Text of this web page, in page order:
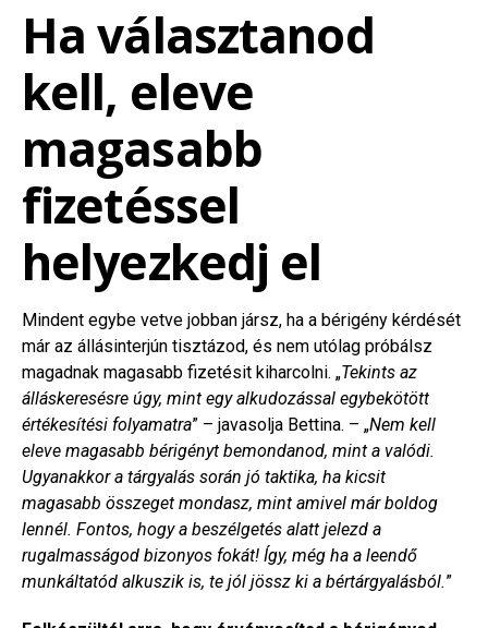
Ha választanod
kell, eleve
magasabb
fizetéssel
helyezkedj el
Mindent egybe vetve jobban jársz, ha a bérigény kérdését
már az állásinterjún tisztázod, és nem utólag próbálsz
magadnak magasabb fizetésit kiharcolni. „Tekints az
álláskeresésre úgy, mint egy alkudozással egybekötött
értékesítési folyamatra” – javasolja Bettina. – „Nem kell
eleve magasabb bérigényt bemondanod, mint a valódi.
Ugyanakkor a tárgyalás során jó taktika, ha kicsit
magasabb összeget mondasz, mint amivel már boldog
lennél. Fontos, hogy a beszélgetés alatt jelezd a
rugalmasságod bizonyos fokát! Így, még ha a leendő
munkáltatód alkuszik is, te jól jössz ki a bértárgyalásból.”